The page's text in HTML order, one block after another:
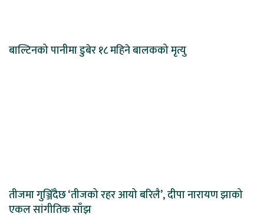
बाल्टिनको पानीमा डुबेर १८ महिने बालकको मृत्यु
तीजमा गुञ्जिँदैछ ‘तीजको रहर आयो बरिलै’, दीपा नारायण झाको
एकल सांगीतिक साँझ